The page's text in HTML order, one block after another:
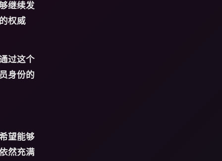
继续发
权威
过这个
身份的
望能够
然充满